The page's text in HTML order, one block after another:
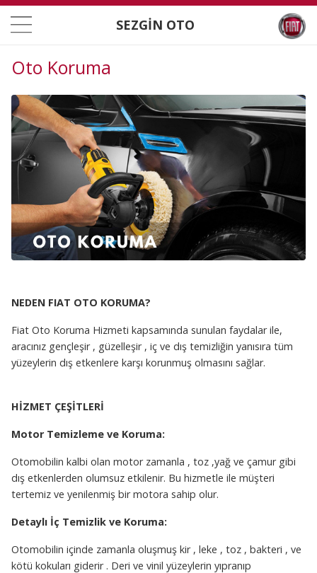
SEZGİN OTO
Oto Koruma
NEDEN FIAT OTO KORUMA?
Fiat Oto Koruma Hizmeti kapsamında sunulan faydalar ile,
aracınız gençleşir , güzelleşir , iç ve dış temizliğin yanısıra tüm
yüzeylerin dış etkenlere karşı korunmuş olmasını sağlar.
HİZMET ÇEŞİTLERİ
Motor Temizleme ve Koruma:
Otomobilin kalbi olan motor zamanla , toz ,yağ ve çamur gibi
dış etkenlerden olumsuz etkilenir. Bu hizmetle ile müşteri
tertemiz ve yenilenmiş bir motora sahip olur.
Detaylı İç Temizlik ve Koruma:
Otomobilin içinde zamanla oluşmuş kir , leke , toz , bakteri , ve
kötü kokuları giderir . Deri ve vinil yüzeylerin yıpranıp